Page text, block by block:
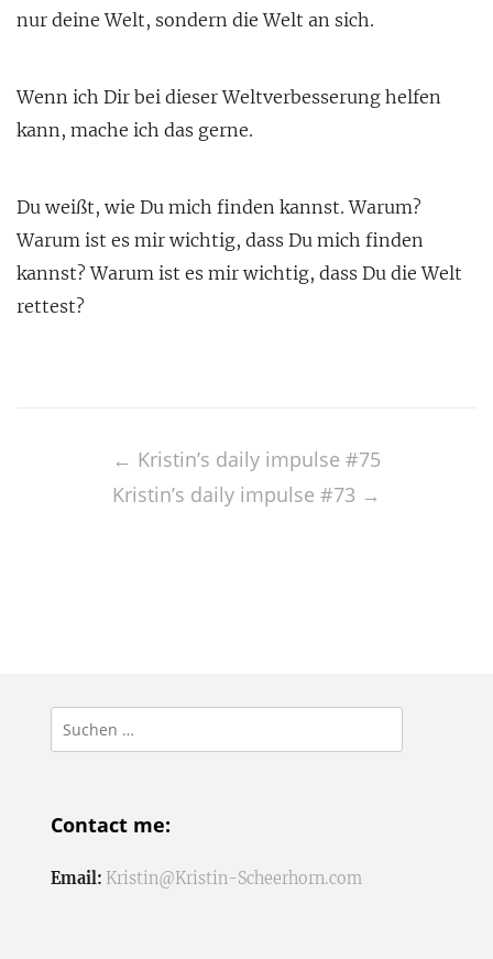
nur deine Welt, sondern die Welt an sich.
Wenn ich Dir bei dieser Weltverbesserung helfen
kann, mache ich das gerne.
Du weißt, wie Du mich finden kannst. Warum?
Warum ist es mir wichtig, dass Du mich finden
kannst? Warum ist es mir wichtig, dass Du die Welt
rettest?
navigation
← Kristin’s daily impulse #75
Kristin’s daily impulse #73 →
Suchen
nach:
Contact me:
Email: Kristin@Kristin-Scheerhorn.com